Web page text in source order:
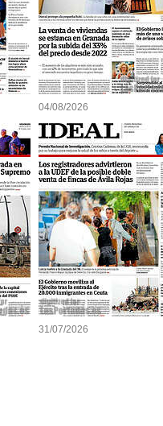
04/08/2026
31/07/2026